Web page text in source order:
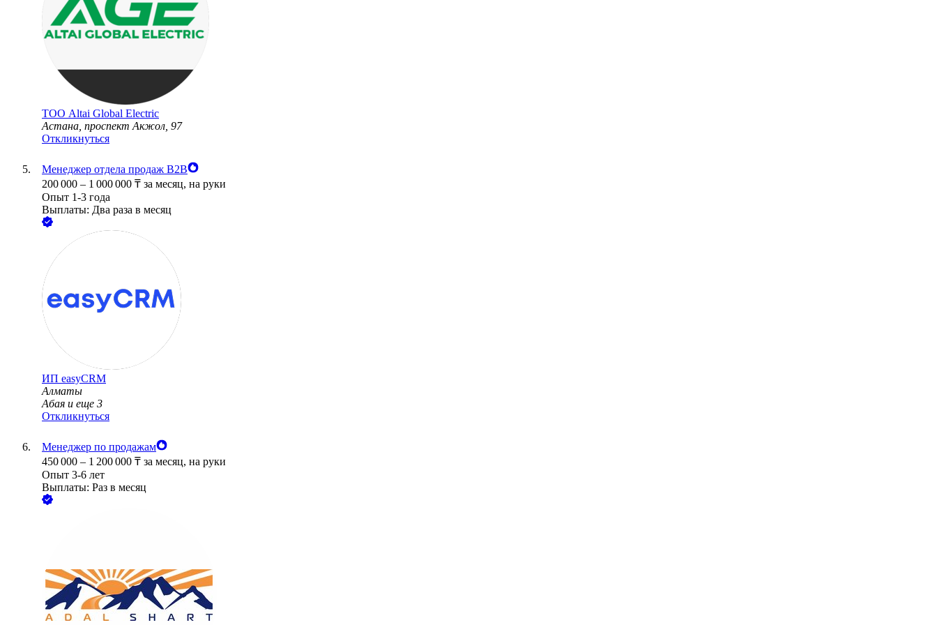
ТОО Altai Global Electric
Астана, проспект Акжол, 97
Откликнуться
Менеджер отдела продаж B2B
200 000 – 1 000 000 ₸ за месяц, на руки
Опыт 1-3 года
Выплаты: Два раза в месяц
ИП easyCRM
Алматы
Абая и еще 3
Откликнуться
Менеджер по продажам
450 000 – 1 200 000 ₸ за месяц, на руки
Опыт 3-6 лет
Выплаты: Раз в месяц